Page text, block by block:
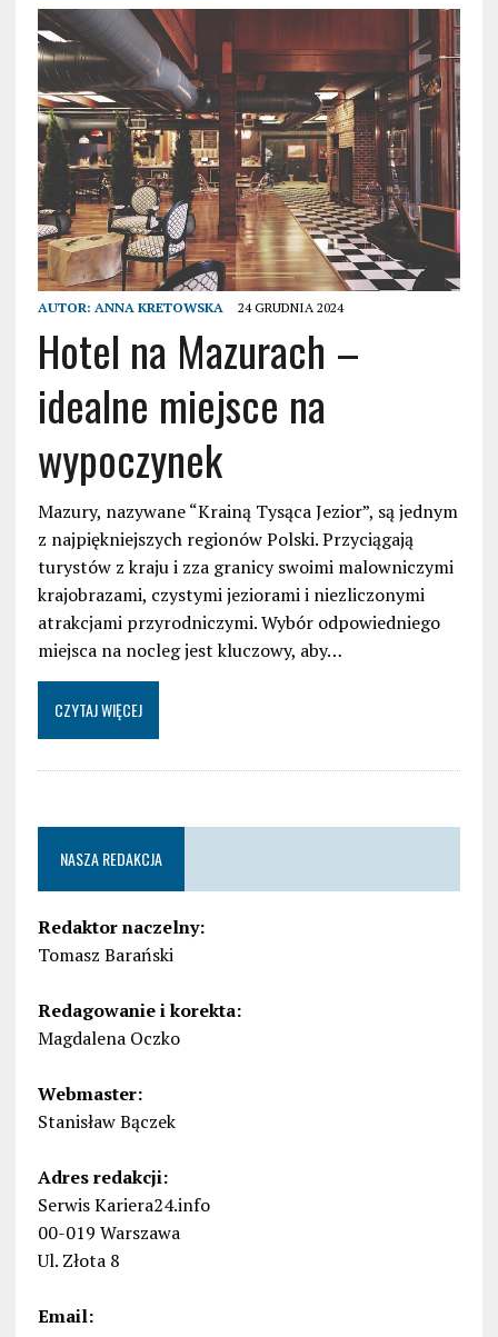
AUTOR: ANNA KRETOWSKA 24 GRUDNIA 2024
Hotel na Mazurach –
idealne miejsce na
wypoczynek
Mazury, nazywane “Krainą Tysąca Jezior”, są jednym
z najpiękniejszych regionów Polski. Przyciągają
turystów z kraju i zza granicy swoimi malowniczymi
krajobrazami, czystymi jeziorami i niezliczonymi
atrakcjami przyrodniczymi. Wybór odpowiedniego
miejsca na nocleg jest kluczowy, aby…
CZYTAJ WIĘCEJ
NASZA REDAKCJA
Redaktor naczelny:
Tomasz Barański
Redagowanie i korekta:
Magdalena Oczko
Webmaster:
Stanisław Bączek
Adres redakcji:
Serwis Kariera24.info
00-019 Warszawa
Ul. Złota 8
Email: